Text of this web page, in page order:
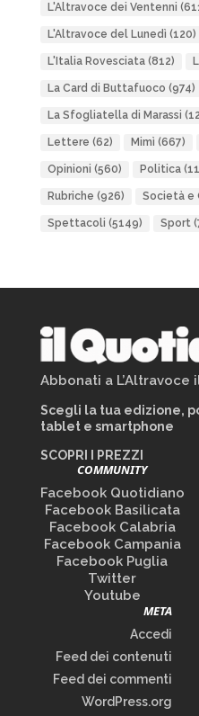
L'Altravoce dei Ventenni
L'Altravoce del Lunedì (120)
L'Italia Rovesciata(812)
La Card di Buttafuoco (974)
La Sfogliatella di Marassi
Lettere (62) Mimì (667)
Opinioni (560) Politica
Rubriche (926) Società e
Spettacoli (5149) Sport
Abbonati a L’Altravoce
Scegli la tua edizione,
tablet e smartphone
SCOPRI I PREZZI
COMMUNITY
Facebook Quotidiano
Facebook Basilicata
Facebook Calabria
Facebook Campania
Facebook Puglia
Twitter
Youtube
META
Accedi
Feed dei contenuti
Feed dei commenti
WordPress.org